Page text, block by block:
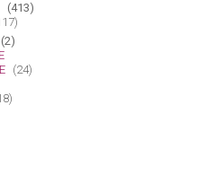
(413)
(2)
(24)